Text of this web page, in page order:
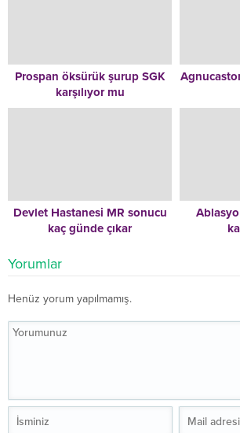
Prospan öksürük şurup SGK
karşılıyor mu
Devlet Hastanesi MR sonucu
kaç günde çıkar
Yorumlar
Henüz yorum yapılmamış.